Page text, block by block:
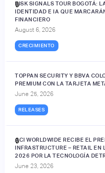
RISK SIGNALS TOUR BOGOTÁ:
IDENTIDAD E IA QUE
FINANCIERO
August 6, 2026
CRECIMIENTO
🔒
TOPPAN SECURITY Y BBVA
PREMIUM CON LA TARJETA
June 25, 2026
RELEASES
ACI WORLDWIDE RECIBE EL
INFRASTRUCTURE – RETAIL EN
2026 POR LA TECNOLOGÍA
June 23, 2026
🔒